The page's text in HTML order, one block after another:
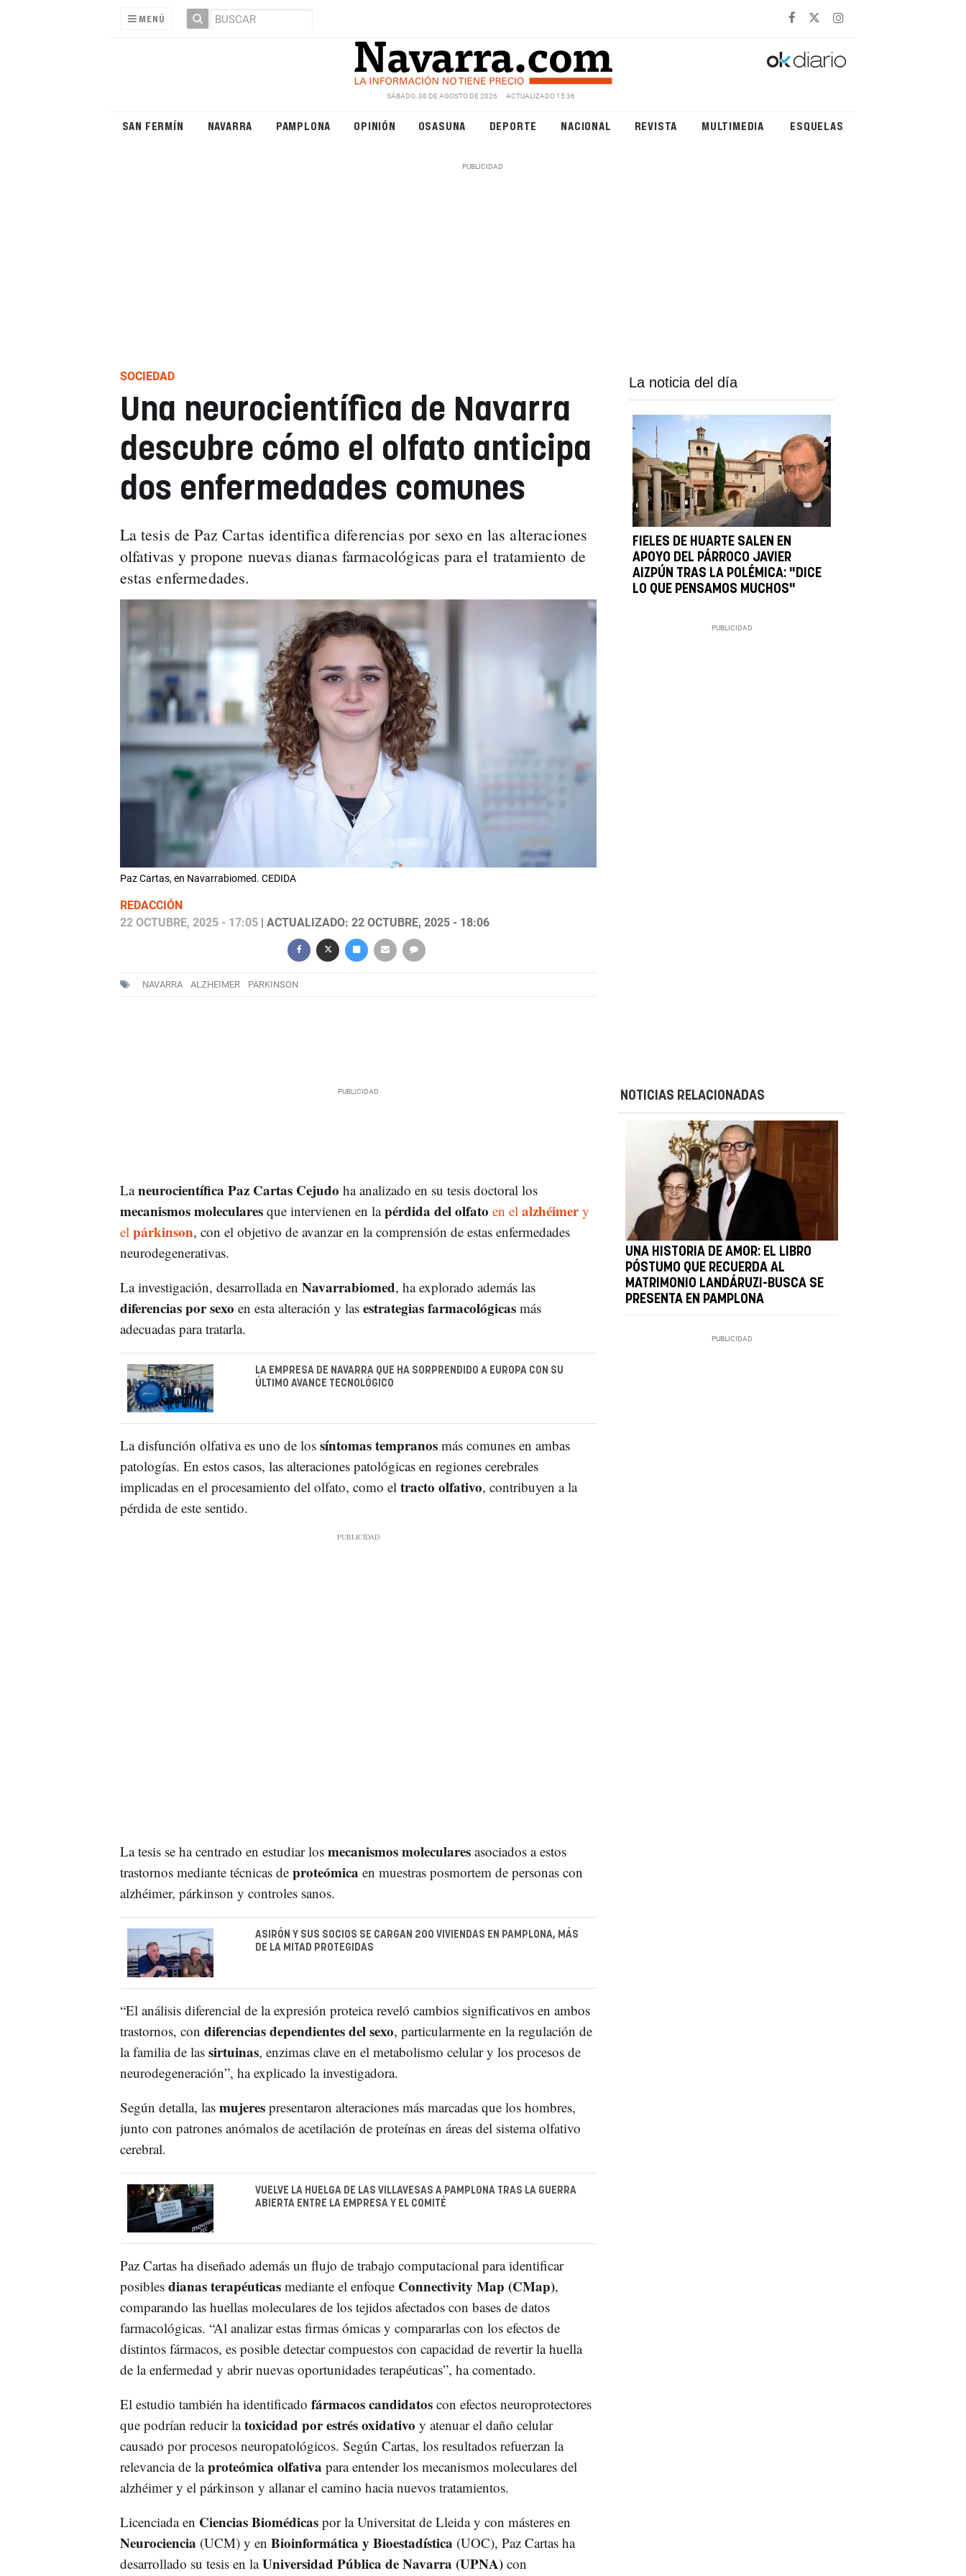
MENÚ
SÁBADO, 08 DE AGOSTO DE 2026 ACTUALIZADO 15:36
SAN FERMÍN NAVARRA PAMPLONA OPINIÓN OSASUNA DEPORTE NACIONAL REVISTA MULTIMEDIA ESQUELAS
SOCIEDAD
Una neurocientífica de Navarra
descubre cómo el olfato anticipa
dos enfermedades comunes
La tesis de Paz Cartas identifica diferencias por sexo en las alteraciones
olfativas y propone nuevas dianas farmacológicas para el tratamiento de
estas enfermedades.
Paz Cartas, en Navarrabiomed. CEDIDA
REDACCIÓN
22 OCTUBRE, 2025 - 17:05| ACTUALIZADO: 22 OCTUBRE, 2025 - 18:06
NAVARRA ALZHEIMER PARKINSON
La noticia del día
FIELES DE HUARTE SALEN EN
APOYO DEL PÁRROCO JAVIER
AIZPÚN TRAS LA POLÉMICA: "DICE
LO QUE PENSAMOS MUCHOS"
Laneurocientífica Paz Cartas Cejudo ha analizado en su tesis doctoral los
mecanismos molecularesque intervienen en lapérdida del olfato en el alzhéimery
el párkinson, con el objetivo de avanzar en la comprensión de estas enfermedades
neurodegenerativas.
La investigación, desarrollada en Navarrabiomed, ha explorado además las
diferencias por sexo en esta alteración y las estrategias farmacológicasmás
adecuadas para tratarla.
LA EMPRESA DE NAVARRA QUE HA SORPRENDIDO A EUROPA CON SU
ÚLTIMO AVANCE TECNOLÓGICO
La disfunción olfativa es uno de los síntomas tempranosmás comunes en ambas
patologías. En estos casos, las alteraciones patológicas en regiones cerebrales
implicadas en el procesamiento del olfato, como el tracto olfativo, contribuyen a la
pérdida de este sentido.
La tesis se ha centrado en estudiar los mecanismos molecularesasociados a estos
trastornos mediante técnicas de proteómica en muestras posmortem de personas con
alzhéimer, párkinson y controles sanos.
ASIRÓN Y SUS SOCIOS SE CARGAN 200 VIVIENDAS EN PAMPLONA, MÁS
DE LA MITAD PROTEGIDAS
“El análisis diferencial de la expresión proteica reveló cambios significativos en ambos
trastornos, con diferencias dependientes del sexo, particularmente en la regulación de
la familia de las sirtuinas, enzimas clave en el metabolismo celular y los procesos de
neurodegeneración”, ha explicado la investigadora.
Según detalla, las mujerespresentaron alteraciones más marcadas que los hombres,
junto con patrones anómalos de acetilación de proteínas en áreas del sistema olfativo
cerebral.
VUELVE LA HUELGA DE LAS VILLAVESAS A PAMPLONA TRAS LA GUERRA
ABIERTA ENTRE LA EMPRESA Y EL COMITÉ
Paz Cartas ha diseñado además un flujo de trabajo computacional para identificar
posibles dianas terapéuticasmediante el enfoque Connectivity Map (CMap),
comparando las huellas moleculares de los tejidos afectados con bases de datos
farmacológicas. “Al analizar estas firmas ómicas y compararlas con los efectos de
distintos fármacos, es posible detectar compuestos con capacidad de revertir la huella
de la enfermedad y abrir nuevas oportunidades terapéuticas”, ha comentado.
El estudio también ha identificado fármacos candidatoscon efectos neuroprotectores
que podrían reducir latoxicidad por estrés oxidativo y atenuar el daño celular
causado por procesos neuropatológicos. Según Cartas, los resultados refuerzan la
relevancia de laproteómica olfativa para entender los mecanismos moleculares del
alzhéimer y el párkinson y allanar el camino hacia nuevos tratamientos.
Licenciada en Ciencias Biomédicaspor la Universitat de Lleida y con másteres en
Neurociencia (UCM) y en Bioinformática y Bioestadística (UOC), Paz Cartas ha
desarrollado su tesis en laUniversidad Pública de Navarra (UPNA)con
NOTICIAS RELACIONADAS
UNA HISTORIA DE AMOR: EL LIBRO
PÓSTUMO QUE RECUERDA AL
MATRIMONIO LANDÁRUZI-BUSCA SE
PRESENTA EN PAMPLONA